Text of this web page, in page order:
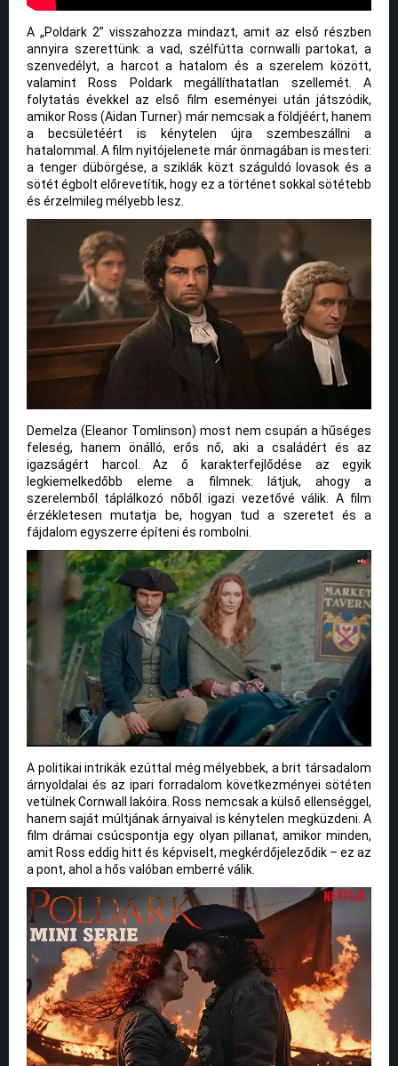
A „Poldark 2” visszahozza mindazt, amit az első részben
annyira szerettünk: a vad, szélfútta cornwalli partokat, a
szenvedélyt, a harcot a hatalom és a szerelem között,
valamint Ross Poldark megállíthatatlan szellemét. A
folytatás évekkel az első film eseményei után játszódik,
amikor Ross (Aidan Turner) már nemcsak a földjéért, hanem
a becsületéért is kénytelen újra szembeszállni a
hatalommal. A film nyitójelenete már önmagában is mesteri:
a tenger dübörgése, a sziklák közt száguldó lovasok és a
sötét égbolt előrevetítik, hogy ez a történet sokkal sötétebb
és érzelmileg mélyebb lesz.
Demelza (Eleanor Tomlinson) most nem csupán a hűséges
feleség, hanem önálló, erős nő, aki a családért és az
igazságért harcol. Az ő karakterfejlődése az egyik
legkiemelkedőbb eleme a filmnek: látjuk, ahogy a
szerelemből táplálkozó nőből igazi vezetővé válik. A film
érzékletesen mutatja be, hogyan tud a szeretet és a
fájdalom egyszerre építeni és rombolni.
A politikai intrikák ezúttal még mélyebbek, a brit társadalom
árnyoldalai és az ipari forradalom következményei sötéten
vetülnek Cornwall lakóira. Ross nemcsak a külső ellenséggel,
hanem saját múltjának árnyaival is kénytelen megküzdeni. A
film drámai csúcspontja egy olyan pillanat, amikor minden,
amit Ross eddig hitt és képviselt, megkérdőjeleződik – ez az
a pont, ahol a hős valóban emberré válik.